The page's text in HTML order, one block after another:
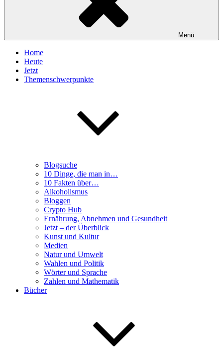
Menü
Home
Heute
Jetzt
Themenschwerpunkte
Blogsuche
10 Dinge, die man in…
10 Fakten über…
Alkoholismus
Bloggen
Crypto Hub
Ernährung, Abnehmen und Gesundheit
Jetzt – der Überblick
Kunst und Kultur
Medien
Natur und Umwelt
Wahlen und Politik
Wörter und Sprache
Zahlen und Mathematik
Bücher